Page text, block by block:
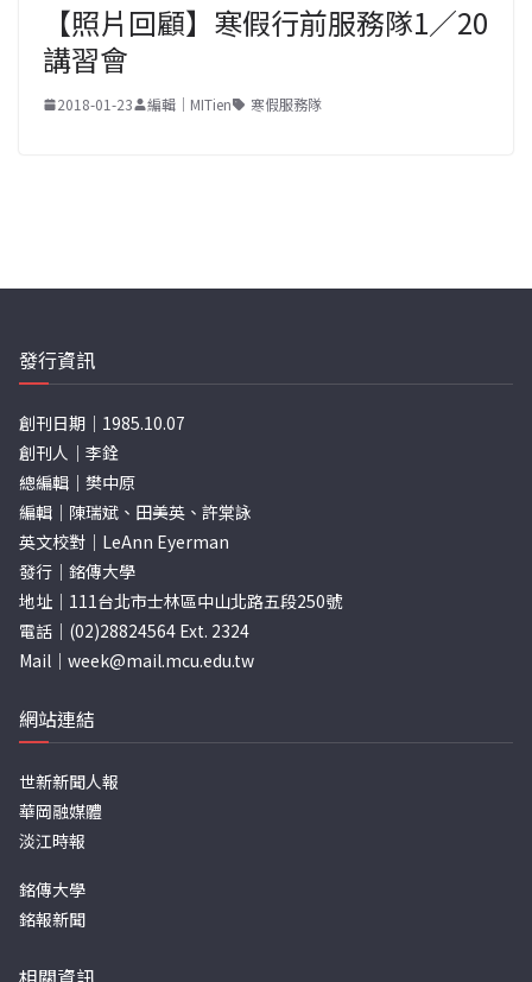
【照片回顧】寒假行前服務隊1／20
講習會
2018-01-23 編輯｜MITien 寒假服務隊
發行資訊
創刊日期｜1985.10.07
創刊人｜李銓
總編輯｜樊中原
編輯｜陳瑞斌、田美英、許棠詠
英文校對｜LeAnn Eyerman
發行｜銘傳大學
地址｜111台北市士林區中山北路五段250號
電話｜(02)28824564 Ext. 2324
Mail｜ week@mail.mcu.edu.tw
網站連結
世新新聞人報
華岡融媒體
淡江時報
銘傳大學
銘報新聞